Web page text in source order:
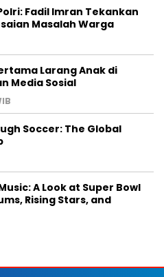
Fadil Imran Tekankan
Masalah Warga
Larang Anak di
Media Sosial
Soccer: The Global
A Look at Super Bowl
Rising Stars, and